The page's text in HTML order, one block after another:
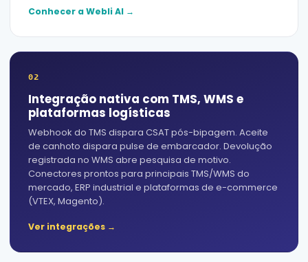
Conhecer a Webli AI →
02
Integração nativa com TMS, WMS e
plataformas logísticas
Webhook do TMS dispara CSAT pós-bipagem. Aceite
de canhoto dispara pulse de embarcador. Devolução
registrada no WMS abre pesquisa de motivo.
Conectores prontos para principais TMS/WMS do
mercado, ERP industrial e plataformas de e-commerce
(VTEX, Magento).
Ver integrações →